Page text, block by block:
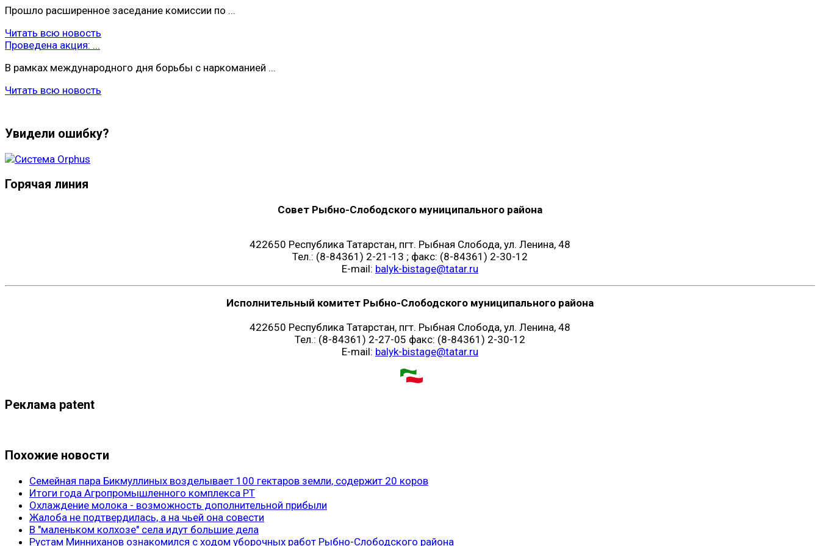
Прошло расширенное заседание комиссии по ...
Читать всю новость
Проведена акция: ...
В рамках международного дня борьбы с наркоманией ...
Читать всю новость
Увидели ошибку?
Горячая линия
Совет Рыбно-Слободского муниципального района
422650 Республика Татарстан, пгт. Рыбная Слобода, ул. Ленина, 48
Тел.: (8-84361) 2-21-13 ; факс: (8-84361) 2-30-12
E-mail: balyk-bistage@tatar.ru
Исполнительный комитет Рыбно-Слободского муниципального района
422650 Республика Татарстан, пгт. Рыбная Слобода, ул. Ленина, 48
Тел.: (8-84361) 2-27-05 факс: (8-84361) 2-30-12
E-mail: balyk-bistage@tatar.ru
Реклама patent
Похожие новости
Семейная пара Бикмуллиных возделывает 100 гектаров земли, содержит 20 коров
Итоги года Агропромышленного комплекса РТ
Охлаждение молока - возможность дополнительной прибыли
Жалоба не подтвердилась, а на чьей она совести
В "маленьком колхозе" села идут большие дела
Рустам Минниханов ознакомился с ходом уборочных работ Рыбно-Слободского района